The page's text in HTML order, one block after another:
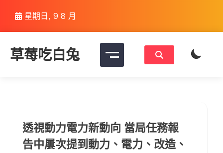
content
星期日, 9 8 月
草莓吃白兔
透視動力電力新動向 當局任務報
告中屢次提到動力、電力、改造、